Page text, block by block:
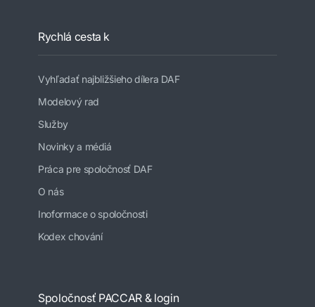
Rychlá cesta k
Vyhľadať najbližšieho dílera DAF
Modelový rad
Služby
Novinky a médiá
Práca pre spoločnosť DAF
O nás
Inoformace o spoločnosti
Kodex chování
Spoločnosť PACCAR & login